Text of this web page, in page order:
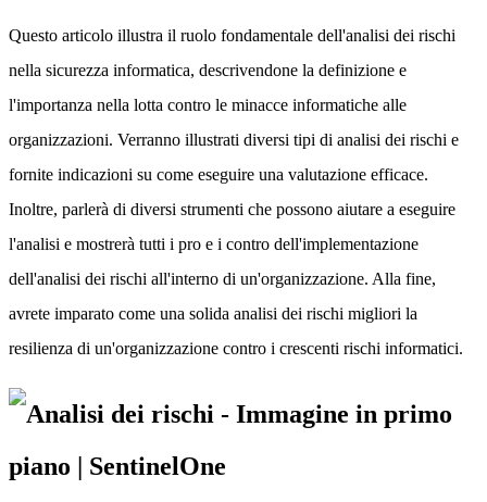
Questo articolo illustra il ruolo fondamentale dell'analisi dei rischi
nella sicurezza informatica, descrivendone la definizione e
l'importanza nella lotta contro le minacce informatiche alle
organizzazioni. Verranno illustrati diversi tipi di analisi dei rischi e
fornite indicazioni su come eseguire una valutazione efficace.
Inoltre, parlerà di diversi strumenti che possono aiutare a eseguire
l'analisi e mostrerà tutti i pro e i contro dell'implementazione
dell'analisi dei rischi all'interno di un'organizzazione. Alla fine,
avrete imparato come una solida analisi dei rischi migliori la
resilienza di un'organizzazione contro i crescenti rischi informatici.